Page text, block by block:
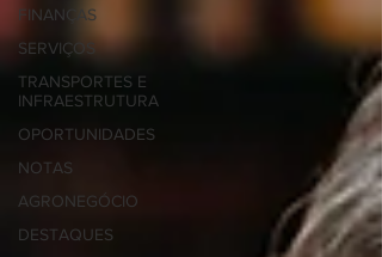
FINANÇAS
SERVIÇOS
TRANSPORTES E
INFRAESTRUTURA
OPORTUNIDADES
NOTAS
AGRONEGÓCIO
DESTAQUES